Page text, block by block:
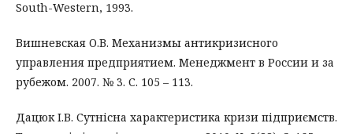
South-Western, 1993.
Вишневская О.В. Механизмы антикризисного
управления предприятием. Менеджмент в России и за
рубежом. 2007. № 3. С. 105 – 113.
Дацюк І.В. Сутнісна характеристика кризи підприємств.